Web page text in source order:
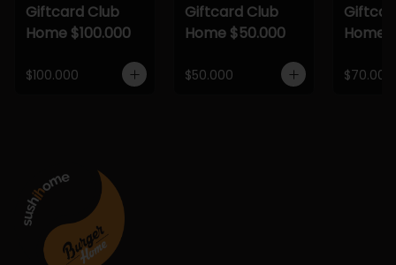
Giftcard Club
Home $100.000
$100.000
Giftcard Club
Home $50.000
$50.000
Home
$70.000